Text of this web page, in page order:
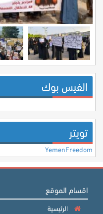
الفيس بوك
تويتر
YemenFreedom
اقسام الموقع
الرئيسية